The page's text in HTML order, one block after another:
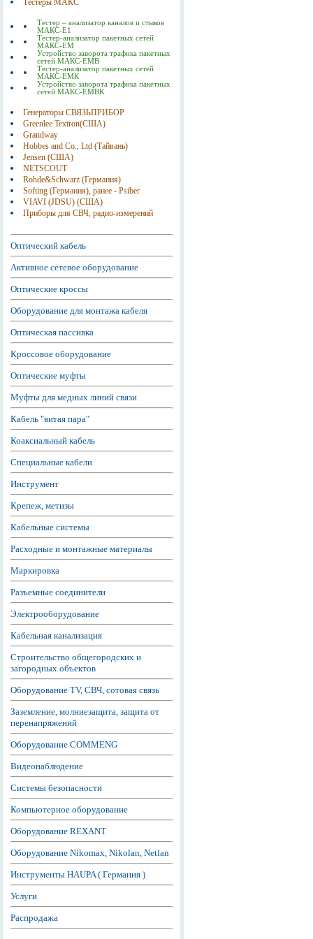
Тестер – анализатор каналов и стыков
МАКС-Е1
Тестер-анализатор пакетных сетей
МАКС-ЕМ
Устройство заворота трафика пакетных
сетей МАКС-ЕМВ
Тестер-анализатор пакетных сетей
МАКС-ЕМК
Устройство заворота трафика пакетных
сетей МАКС-ЕМВК
Генераторы СВЯЗЬПРИБОР
Greenlee Textron(США)
Grandway
Hobbes and Co., Ltd (Тайвань)
Jensen (США)
NETSCOUT
Rohde&Schwarz (Германия)
Softing (Германия), ранее - Psiber
VIAVI (JDSU) (США)
Приборы для СВЧ, радио-измерений
Оптический кабель
Активное сетевое оборудование
Оптические кроссы
Оборудование для монтажа кабеля
Оптическая пассивка
Кроссовое оборудование
Оптические муфты
Муфты для медных линий связи
Кабель "витая пара"
Коаксиальный кабель
Специальные кабели
Инструмент
Крепеж, метизы
Кабельные системы
Расходные и монтажные материалы
Маркировка
Разъемные соединители
Электрооборудование
Кабельная канализация
Строительство общегородских и
загородных объектов
Оборудование TV, СВЧ, сотовая связь
Заземление, молниезащита, защита от
перенапряжений
Оборудование COMMENG
Видеонаблюдение
Системы безопасности
Компьютерное оборудование
Оборудование REXANT
Оборудование Nikomax, Nikolan, Netlan
Инструменты HAUPA ( Германия )
Услуги
Распродажа